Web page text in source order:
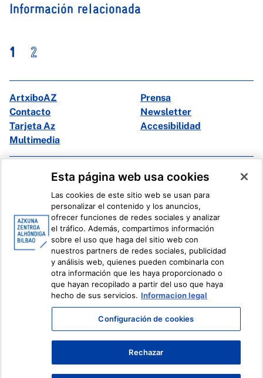
Información relacionada
1 2
ArtxiboAZ
Prensa
Contacto
Newsletter
Tarjeta Az
Accesibilidad
Multimedia
Facebook
X
Ivoox
Información legal Sistema Interno de Información
Esta página web usa cookies
Las cookies de este sitio web se usan para
personalizar el contenido y los anuncios,
ofrecer funciones de redes sociales y analizar
el tráfico. Además, compartimos información
sobre el uso que haga del sitio web con
nuestros partners de redes sociales, publicidad
y análisis web, quienes pueden combinarla con
otra información que les haya proporcionado o
que hayan recopilado a partir del uso que haya
hecho de sus servicios. Informacion legal
Configuración de cookies
Rechazar